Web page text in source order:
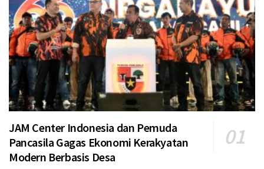
JAM Center Indonesia dan Pemuda
Pancasila Gagas Ekonomi Kerakyatan
Modern Berbasis Desa